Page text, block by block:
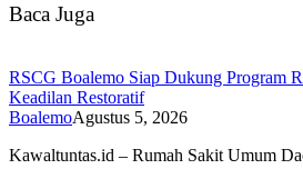
Baca Juga
RSCG Boalemo Siap Dukung Program
Keadilan Restoratif
BoalemoAgustus 5, 2026
Kawaltuntas.id – Rumah Sakit Umum